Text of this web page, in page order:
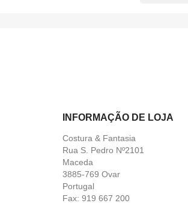
INFORMAÇÃO DE LOJA
Costura & Fantasia
Rua S. Pedro Nº2101
Maceda
3885-769 Ovar
Portugal
Fax: 919 667 200